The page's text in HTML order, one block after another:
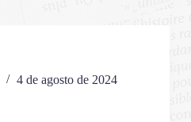
4 de agosto de 2024